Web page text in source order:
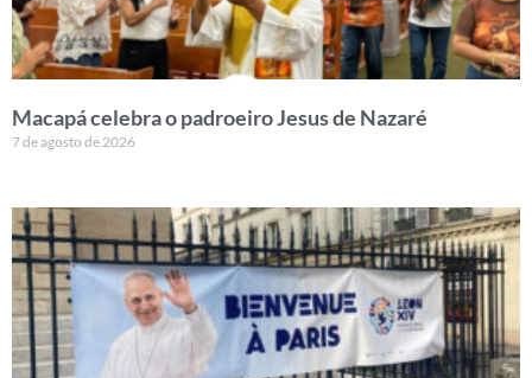
Macapá celebra o padroeiro Jesus de Nazaré
7 de agosto de 2026